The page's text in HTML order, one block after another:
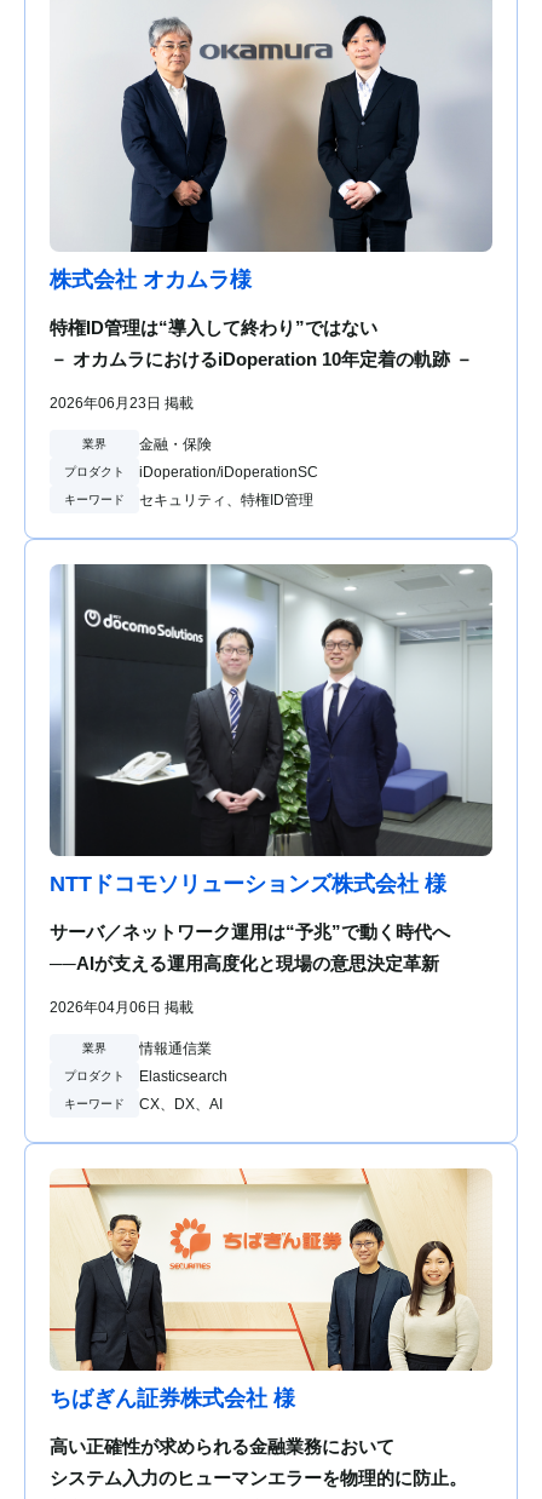
株式会社 オカムラ様
特権ID管理は“導入して終わり”ではない
－ オカムラにおけるiDoperation 10年定着の軌跡 －
2026年06月23日 掲載
業界 金融・保険
プロダクト iDoperation/iDoperationSC
キーワード セキュリティ、特権ID管理
NTTドコモソリューションズ株式会社 様
サーバ／ネットワーク運用は“予兆”で動く時代へ
──AIが支える運用高度化と現場の意思決定革新
2026年04月06日 掲載
業界 情報通信業
プロダクト Elasticsearch
キーワード CX、DX、AI
ちばぎん証券株式会社 様
高い正確性が求められる金融業務において
システム入力のヒューマンエラーを物理的に防止。